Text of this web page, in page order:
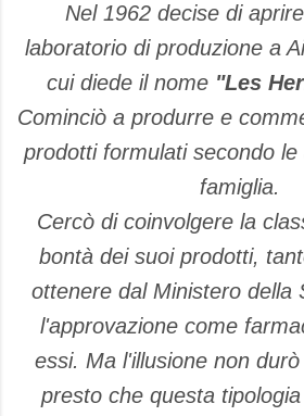
Nel 1962 decise di
laboratorio di produzione a
cui diede il nome"Les
Cominciò a produrre e
prodotti formulati secondo
famiglia.
Cercò di coinvolgere la
bontà dei suoi prodotti,
ottenere dal Ministero della
l'approvazione come
essi. Ma l'illusione non
presto che questa